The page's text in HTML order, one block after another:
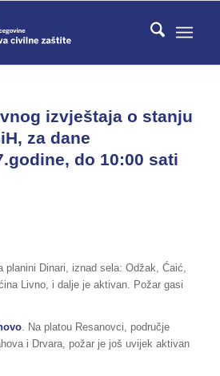
izvještaja o stanju
za dane
do 10:00 sati
planini Dinari, iznad sela: Odžak, Ćaić,
Livno, i dalje je aktivan. Požar gasi
. Na platou Resanovci, područje
i Drvara, požar je još uvijek aktivan